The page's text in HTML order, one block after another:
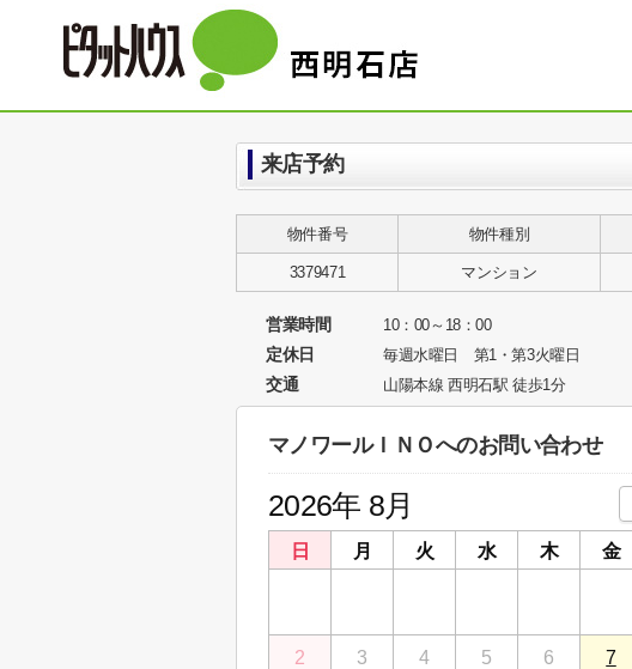
来店予約
物件番号 物件種別
3379471 マンション
営業時間 10：00～18：00
定休日 毎週水曜日 第1・第3火曜日
交通 山陽本線 西明石駅 徒歩1分
マノワールＩＮＯへのお問い合わせ
2026年 8月
日 月 火 水 木 金
2 3 4 5 6 7